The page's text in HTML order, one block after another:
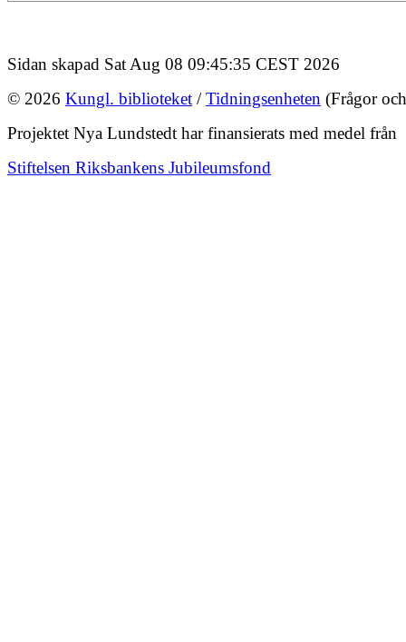
Sidan skapad Sat Aug 08 09:45:35 CEST 2026
© 2026 Kungl. biblioteket /Tidningsenheten (Frågor
Projektet Nya Lundstedt har finansierats med medel från
Stiftelsen Riksbankens Jubileumsfond